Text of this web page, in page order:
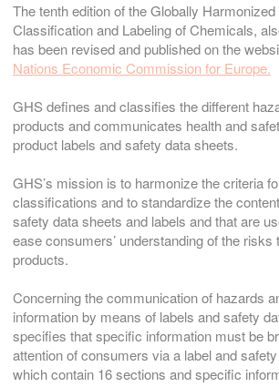
The tenth edition of the Globally
Classification and Labeling of Chemicals,
has been revised and published on the
Nations Economic Commission for Europe.
GHS defines and classifies the different
products and communicates health and
product labels and safety data sheets.
GHS’s mission is to harmonize the criteria
classifications and to standardize the
safety data sheets and labels and that are
ease consumers’ understanding of the risks
products.
Concerning the communication of hazards
information by means of labels and safety
specifies that specific information must be
attention of consumers via a label and
which contain 16 sections and specific